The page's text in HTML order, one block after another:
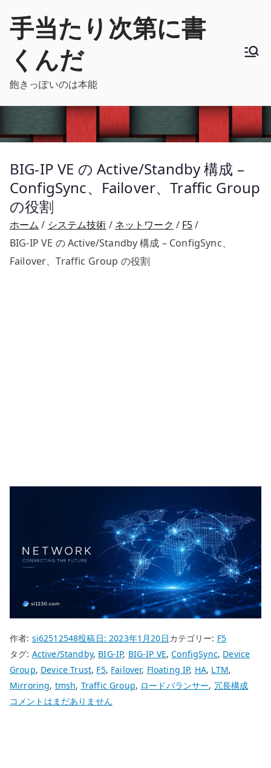
手当たり次第に書
くんだ
飽きっぽいのは本能
BIG-IP VE の Active/Standby 構成 –
ConfigSync、Failover、Traffic Group
の役割
ホーム システム技術 ネットワーク
F5
BIG-IP VE の Active/Standby 構成 – ConfigSync、
Failover、Traffic Group の役割
作者: si62512548投稿日:2023年1月20日カテゴリー: F5
タグ: Active/Standby, BIG-IP, BIG-IP VE,ConfigSync, Device
Group, Device Trust, F5, Failover, Floating IP, HA, LTM,
Mirroring, tmsh, Traffic Group, ロードバランサー, 冗長構成
BIG-
コメントはまだありません